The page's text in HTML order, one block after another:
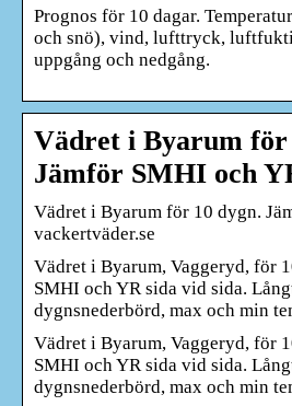
Prognos för 10 dagar.
och snö), vind, lufttryck,
uppgång och nedgång.
Vädret i Byarum för
Jämför SMHI och
Vädret i Byarum för 10 dygn.
vackertväder.se
Vädret i Byarum, Vaggeryd, för
SMHI och YR sida vid sida.
dygnsnederbörd, max och min
Vädret i Byarum, Vaggeryd, för
SMHI och YR sida vid sida.
dygnsnederbörd, max och min